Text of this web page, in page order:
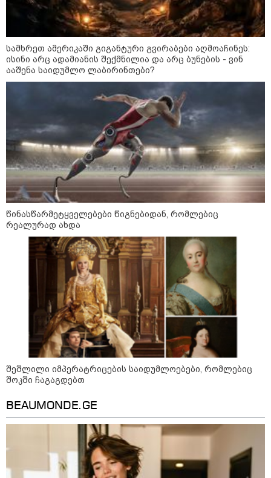
13:15 / 08-08-2026
უძველესი სენი და ეპიდემია: აშშ-ში
ერთდროულად კეთრს და ნაწლავურ
ინფექციას ებრძვიან - რა უნდა ვიცოდეთ
და რამდენად სახიფათოა
17:13 / 08-08-2026
"დასავლეთმა საქართველო
ჩვენ წინააღმდეგ
გეოპოლიტიკური ბრძოლის
უგუნურ იარაღად გამოიყენა" -
23:40 / 07-08-2026
იტალიამ ყველა ქალაქში
განგაშის წითელი დონე
გამოაცხადა
22:45 / 07-08-2026
14 წლის მოზარდმა საკუთარი
პაპა და ბებია მოკლა, შემდეგ კი
ტრაგედიიდან
13:24 / 07-08-2026
ევროპაში საწვავის ფასები
მკვეთრად შეიცვალა - რომელ
ქვეყნებშია ბენზინი ყველაზე
სამხრეთ ამერიკაში გიგანტური გვირაბები აღმოაჩინეს:
ისინი არც ადამიანის შექმნილია და არც ბუნების - ვინ
ააშენა საიდუმლო ლაბირინთები?
წინასწარმეტყველებები წიგნებიდან, რომლებიც
რეალურად ახდა
შეშლილი იმპერატრიცების საიდუმლოებები, რომლებიც
შოკში ჩაგაგდებთ
BEAUMONDE.GE